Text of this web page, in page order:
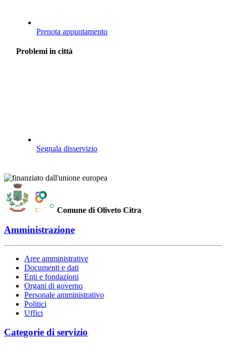
Prenota appuntamento
Problemi in città
Segnala disservizio
Comune di Oliveto Citra
Amministrazione
Aree amministrative
Documenti e dati
Enti e fondazioni
Organi di governo
Personale amministrativo
Politici
Uffici
Categorie di servizio